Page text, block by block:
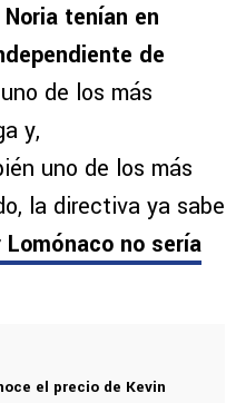
Vamos Azul
tenían en
de
de los más
y,
uno de los más
la directiva ya sabe
no sería